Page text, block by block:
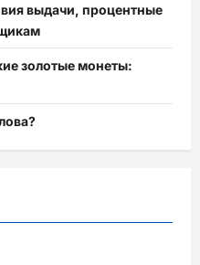
выдачи, процентные
золотые монеты: